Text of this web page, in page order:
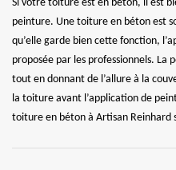
Si votre toiture est en béton, il est
peinture. Une toiture en béton est
qu’elle garde bien cette fonction,
proposée par les professionnels. La
tout en donnant de l’allure à la
la toiture avant l’application de
toiture en béton à Artisan Reinhard